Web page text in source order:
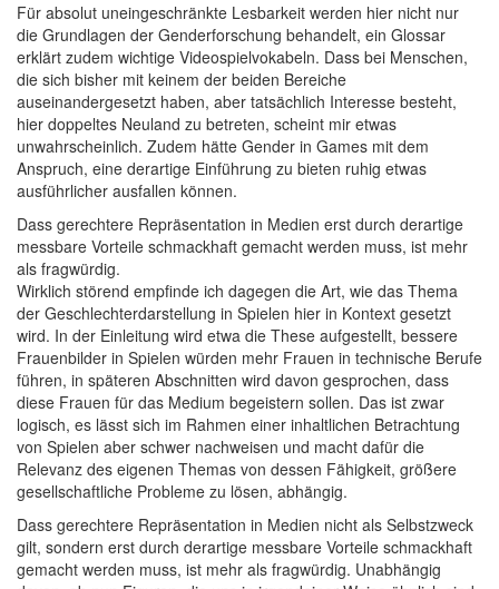
Für absolut uneingeschränkte Lesbarkeit werden hier nicht nur
die Grundlagen der Genderforschung behandelt, ein Glossar
erklärt zudem wichtige Videospielvokabeln. Dass bei Menschen,
die sich bisher mit keinem der beiden Bereiche
auseinandergesetzt haben, aber tatsächlich Interesse besteht,
hier doppeltes Neuland zu betreten, scheint mir etwas
unwahrscheinlich. Zudem hätte Gender in Games mit dem
Anspruch, eine derartige Einführung zu bieten ruhig etwas
ausführlicher ausfallen können.
Dass gerechtere Repräsentation in Medien erst durch derartige
messbare Vorteile schmackhaft gemacht werden muss, ist mehr
als fragwürdig.
Wirklich störend empfinde ich dagegen die Art, wie das Thema
der Geschlechterdarstellung in Spielen hier in Kontext gesetzt
wird. In der Einleitung wird etwa die These aufgestellt, bessere
Frauenbilder in Spielen würden mehr Frauen in technische Berufe
führen, in späteren Abschnitten wird davon gesprochen, dass
diese Frauen für das Medium begeistern sollen. Das ist zwar
logisch, es lässt sich im Rahmen einer inhaltlichen Betrachtung
von Spielen aber schwer nachweisen und macht dafür die
Relevanz des eigenen Themas von dessen Fähigkeit, größere
gesellschaftliche Probleme zu lösen, abhängig.
Dass gerechtere Repräsentation in Medien nicht als Selbstzweck
gilt, sondern erst durch derartige messbare Vorteile schmackhaft
gemacht werden muss, ist mehr als fragwürdig. Unabhängig